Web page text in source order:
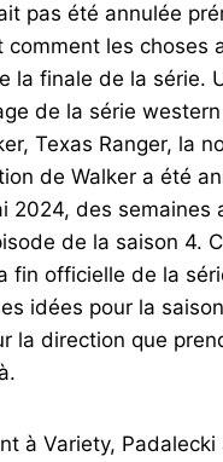
pas été annulée
comment les choses
la finale de la série.
de la série
Texas Ranger, la
de Walker a été
2024, des semaines
de la saison 4.
fin officielle de la
idées pour la
la direction que
à Variety,